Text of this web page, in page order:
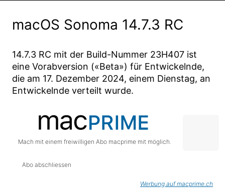
macOS Sonoma 14.7.3 RC
14.7.3 RC mit der Build-Nummer 23H407 ist
eine Vorabversion («Beta») für Entwickelnde,
die am 17. Dezember 2024, einem Dienstag, an
Entwickelnde verteilt wurde.
Mach mit einem freiwilligen Abo macprime mit möglich.
Abo abschliessen
Werbung auf macprime.ch